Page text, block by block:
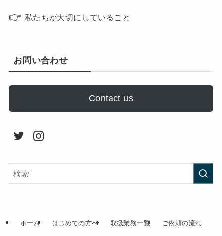
👉 私たちが大切にしていること
お問い合わせ
Contact us
ホーム はじめての方へ 取扱業務一覧 ご依頼の流れ